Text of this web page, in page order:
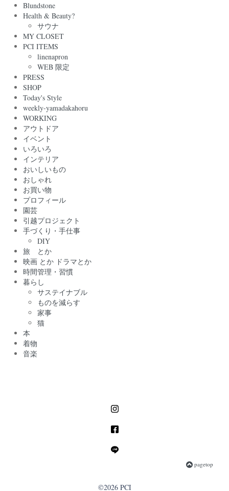
Blundstone
Health & Beauty?
サウナ
MY CLOSET
PCI ITEMS
linenapron
WEB 限定
PRESS
SHOP
Today's Style
weekly-yamadakahoru
WORKING
アウトドア
イベント
いろいろ
インテリア
おいしいもの
おしゃれ
お買い物
プロフィール
園芸
引越プロジェクト
手づくり・手仕事
DIY
旅 とか
映画 とか ドラマとか
時間管理・習慣
暮らし
サステイナブル
ものを減らす
家事
猫
本
着物
音楽
pagetop
©2026 PCI